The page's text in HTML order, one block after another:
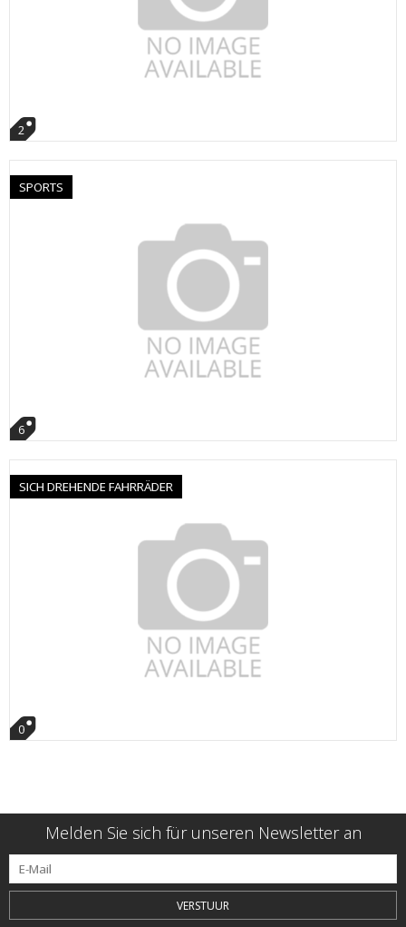
2
SPORTS
6
SICH DREHENDE FAHRRÄDER
0
Melden Sie sich für unseren Newsletter an
VERSTUUR